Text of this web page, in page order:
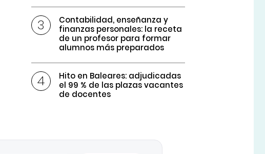
Contabilidad, enseñanza y
finanzas personales: la receta
de un profesor para formar
alumnos más preparados
Hito en Baleares: adjudicadas
el 99 % de las plazas vacantes
de docentes